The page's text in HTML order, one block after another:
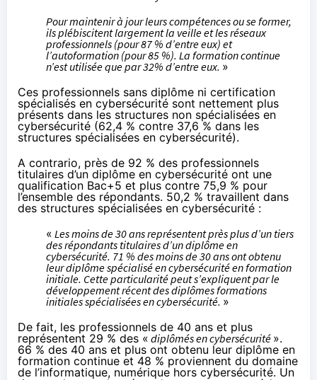
Pour maintenir à jour leurs compétences ou se former,
ils plébiscitent largement la veille et les réseaux
professionnels (pour 87 % d’entre eux) et
l’autoformation (pour 85 %). La formation continue
n’est utilisée que par 32% d’entre eux. »
Ces professionnels sans diplôme ni certification
spécialisés en cybersécurité sont nettement plus
présents dans les structures non spécialisées en
cybersécurité (62,4 % contre 37,6 % dans les
structures spécialisées en cybersécurité).
A contrario, près de 92 % des professionnels
titulaires d’un diplôme en cybersécurité ont une
qualification Bac+5 et plus contre 75,9 % pour
l’ensemble des répondants. 50,2 % travaillent dans
des structures spécialisées en cybersécurité :
« Les moins de 30 ans représentent près plus d’un tiers
des répondants titulaires d’un diplôme en
cybersécurité. 71 % des moins de 30 ans ont obtenu
leur diplôme spécialisé en cybersécurité en formation
initiale. Cette particularité peut s’expliquent par le
développement récent des diplômes formations
initiales spécialisées en cybersécurité. »
De fait, les professionnels de 40 ans et plus
représentent 29 % des « diplômés en cybersécurité ».
66 % des 40 ans et plus ont obtenu leur diplôme en
formation continue et 48 % proviennent du domaine
de l’informatique, numérique hors cybersécurité. Un